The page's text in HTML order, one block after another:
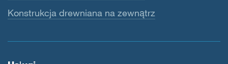
Konstrukcja drewniana na zewnątrz